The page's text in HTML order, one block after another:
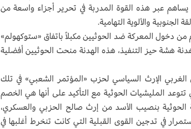
أن يساهم عبر هذه القوة المدربة في تحرير أجزاء واسعة من
والألوية التهامية.
دخول المعركة ضد الحوثيين مكبلاً باتفاق «ستوكهولم»
ودخلت هدنة هشة حيز التنفيذ، هذه الهدنة منحت الحوثيين أفضلية
الإرث السياسي لحزب «المؤتمر الشعبي» في تلك
المليشيات الحوثية مع التأكيد على أنها هي الخصم
الحوثية بنصيب الأسد من إرث صالح الحزبي والعسكري،
في تدجين القوى القبلية التي كانت تنخرط أغلبها في